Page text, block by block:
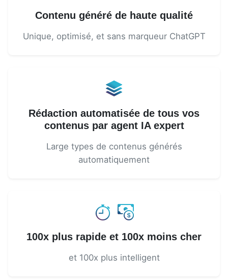
Contenu généré de haute qualité
Unique, optimisé, et sans marqueur ChatGPT
Rédaction automatisée de tous vos
contenus par agent IA expert
Large types de contenus générés
automatiquement
100x plus rapide et 100x moins cher
et 100x plus intelligent